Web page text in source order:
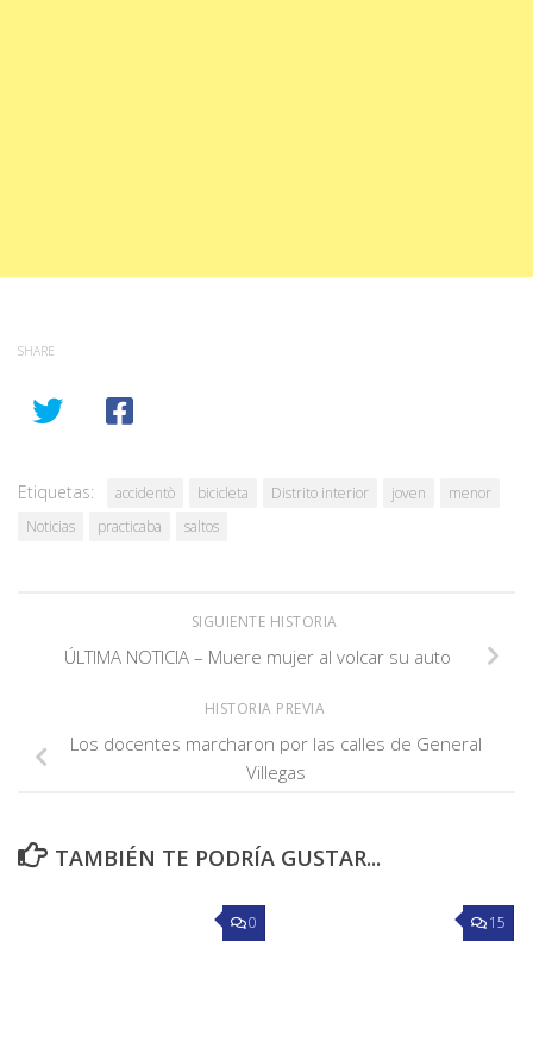
SHARE
Etiquetas: accidentò bicicleta Distrito interior joven
menor
Noticias
practicaba saltos
SIGUIENTE HISTORIA
ÚLTIMA NOTICIA – Muere mujer al volcar su auto
HISTORIA PREVIA
Los docentes marcharon por las calles de General
Villegas
TAMBIÉN TE PODRÍA GUSTAR...
0 15